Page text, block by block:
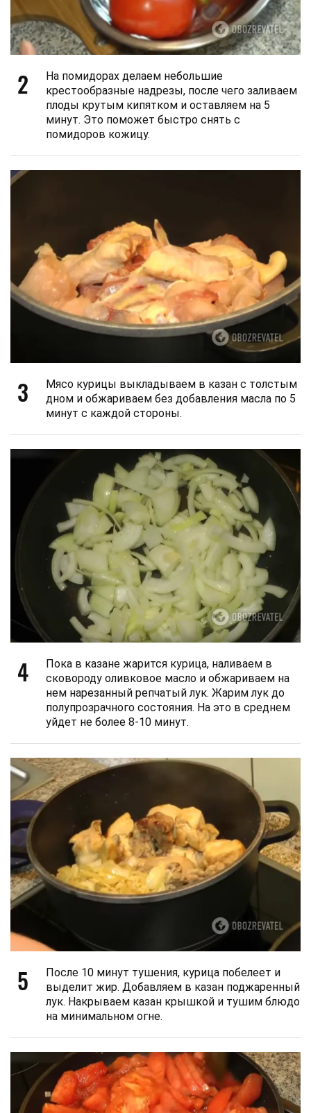
2
На помидорах делаем небольшие
крестообразные надрезы, после чего заливаем
плоды крутым кипятком и оставляем на 5
минут. Это поможет быстро снять с
помидоров кожицу.
3
Мясо курицы выкладываем в казан с толстым
дном и обжариваем без добавления масла по 5
минут с каждой стороны.
4
Пока в казане жарится курица, наливаем в
сковороду оливковое масло и обжариваем на
нем нарезанный репчатый лук. Жарим лук до
полупрозрачного состояния. На это в среднем
уйдет не более 8-10 минут.
5
После 10 минут тушения, курица побелеет и
выделит жир. Добавляем в казан поджаренный
лук. Накрываем казан крышкой и тушим блюдо
на минимальном огне.